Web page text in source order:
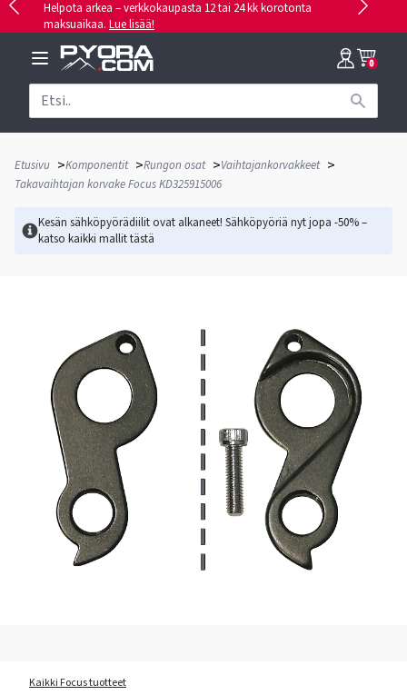
Helpota arkea – verkkokaupasta 12 tai 24 kk korotonta
maksuaikaa. Lue lisää!
0
Etusivu >Komponentit >Rungon osat >Vaihtajankorvakkeet >
Takavaihtajan korvake Focus KD325915006
Kesän sähköpyörädiilit ovat alkaneet! Sähköpyöriä nyt jopa -50% –
katso kaikki mallittästä
Kaikki Focus tuotteet